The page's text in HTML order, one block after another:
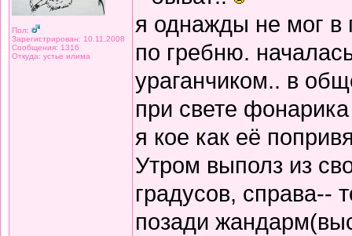
Пол:
Зарегистрирован: 10.11.2008
Сообщения: 1316
Откуда: устье илима
я однажды не мог в
по гребню.
ураганчиком.. в
при свете
я кое как её
Утром выполз из
градусов, справа--
позади